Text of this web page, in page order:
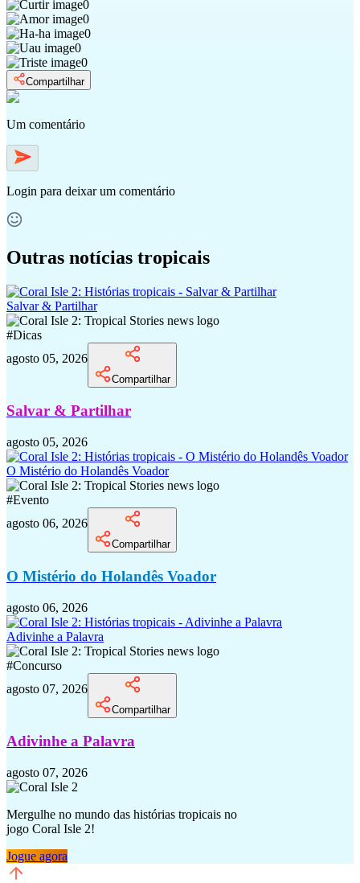
0
0
0
0
0
Compartilhar
Um comentário
Login para deixar um comentário
Outras notícias tropicais
Salvar & Partilhar
#Dicas
agosto 05, 2026
Compartilhar
Salvar & Partilhar
agosto 05, 2026
O Mistério do Holandês Voador
#Evento
agosto 06, 2026
Compartilhar
O Mistério do Holandês Voador
agosto 06, 2026
Adivinhe a Palavra
#Concurso
agosto 07, 2026
Compartilhar
Adivinhe a Palavra
agosto 07, 2026
Mergulhe no mundo das histórias tropicais no
jogo Coral Isle 2!
Jogue agora